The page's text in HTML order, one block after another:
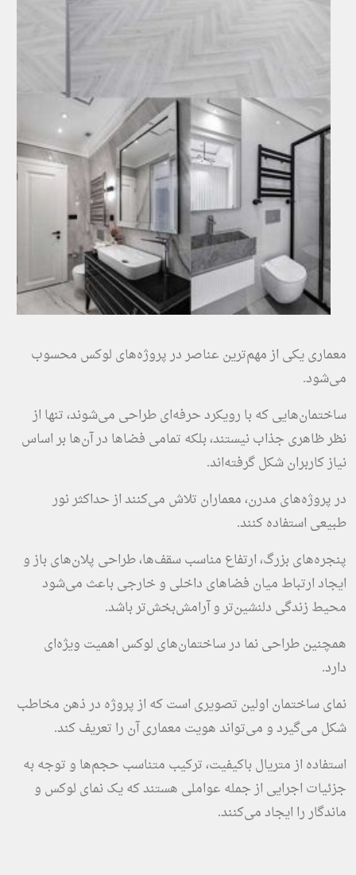
معماری یکی از مهم‌ترین عناصر در پروژه‌های لوکس محسوب
می‌شود.
ساختمان‌هایی که با رویکرد حرفه‌ای طراحی می‌شوند، تنها از
نظر ظاهری جذاب نیستند، بلکه تمامی فضاها در آن‌ها بر اساس
نیاز کاربران شکل گرفته‌اند.
در پروژه‌های مدرن، معماران تلاش می‌کنند از حداکثر نور
طبیعی استفاده کنند.
پنجره‌های بزرگ، ارتفاع مناسب سقف‌ها، طراحی پلان‌های باز و
ایجاد ارتباط میان فضاهای داخلی و خارجی باعث می‌شود
محیط زندگی دلنشین‌تر و آرامش‌بخش‌تر باشد.
همچنین طراحی نما در ساختمان‌های لوکس اهمیت ویژه‌ای
دارد.
نمای ساختمان اولین تصویری است که از پروژه در ذهن مخاطب
شکل می‌گیرد و می‌تواند هویت معماری آن را تعریف کند.
استفاده از متریال باکیفیت، ترکیب متناسب حجم‌ها و توجه به
جزئیات اجرایی از جمله عواملی هستند که یک نمای لوکس و
ماندگار را ایجاد می‌کنند.